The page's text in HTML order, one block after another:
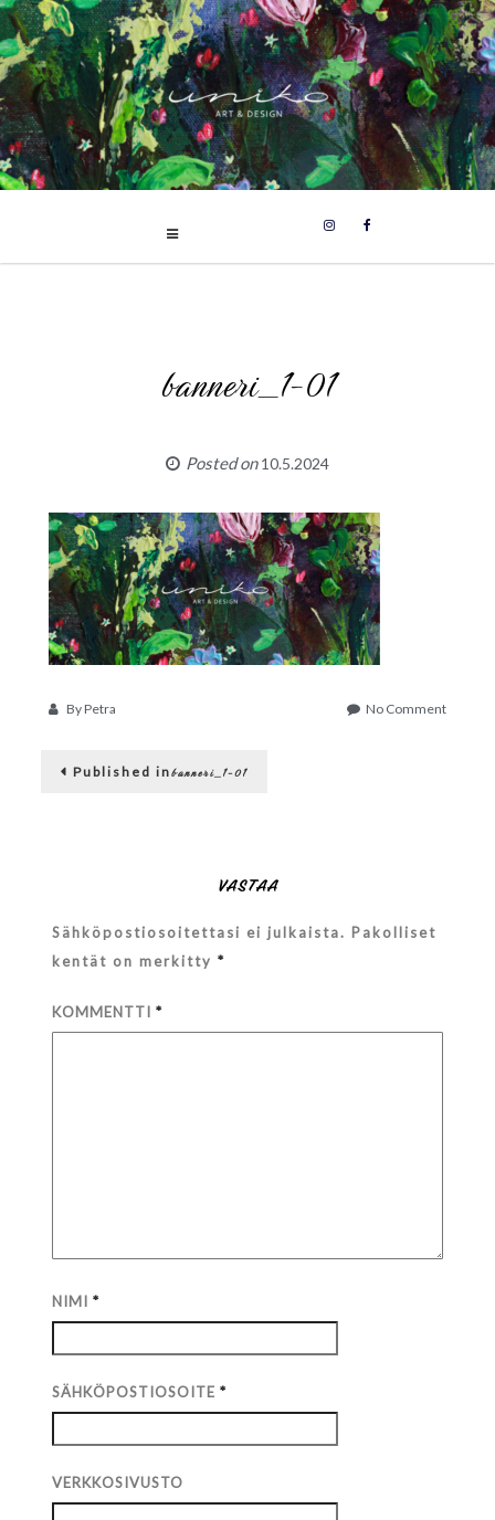
Skip
to
content
UNIKO
Uniikit taidetuotteet
banneri_1-01
Posted on10.5.2024
ByPetra No Commenton
Artikkelien
Published inbanneri_1-01
VASTAA
Sähköpostiosoitettasi ei julkaista. Pakolliset
kentät on merkitty*
KOMMENTTI*
NIMI*
SÄHKÖPOSTIOSOITE*
VERKKOSIVUSTO